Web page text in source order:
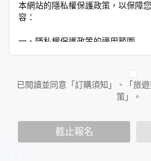
本網站的隱私權保護政策，以保障
容：
一、隱私權保護政策的適用範圍
隱私權保護政策內容，包括本網站
外的相關連結網站，也不適用於非
人員。
當您造訪本網站或使用本網站所提
該服務功能性質，請您提供必要的
已閱讀並同意「訂購須知」、「旅
策」。
截止報名